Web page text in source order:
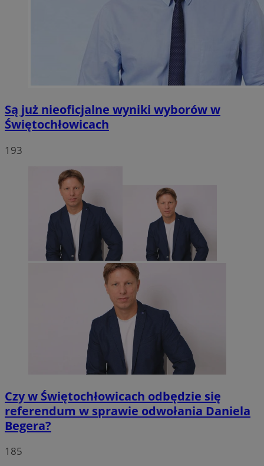
Są już nieoficjalne wyniki wyborów w
Świętochłowicach
193
Czy w Świętochłowicach odbędzie się
referendum w sprawie odwołania Daniela
Begera?
185